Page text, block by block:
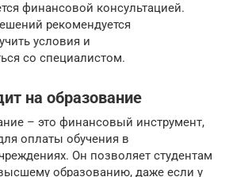
финансовой консультацией.
рекомендуется
условия и
со специалистом.
на образование
– это финансовый инструмент,
оплаты обучения в
Он позволяет студентам
образованию, даже если у